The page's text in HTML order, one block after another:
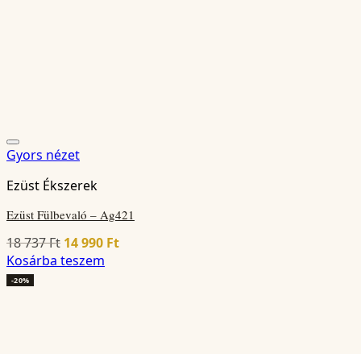
Gyors nézet
Ezüst Ékszerek
Ezüst Fülbevaló – Ag421
18 737Ft Original
price
14 990 FtCurrent
Kosárba teszem
-20%